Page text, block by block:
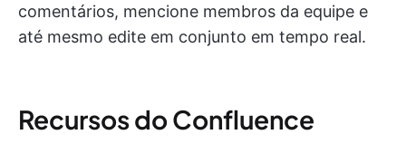
comentários, mencione membros da equipe e
até mesmo edite em conjunto em tempo real.
Recursos do Confluence